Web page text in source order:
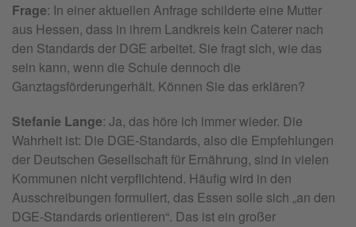
Frage: In einer aktuellen Anfrage schilderte eine Mutter
aus Hessen, dass in ihrem Landkreis kein Caterer nach
den Standards der DGE arbeitet. Sie fragt sich, wie das
sein kann, wenn die Schule dennoch die
Ganztagsförderungerhält. Können Sie das erklären?
Stefanie Lange: Ja, das höre ich immer wieder. Die
Wahrheit ist: Die DGE-Standards, also die Empfehlungen
der Deutschen Gesellschaft für Ernährung, sind in vielen
Kommunen nicht verpflichtend. Häufig wird in den
Ausschreibungen formuliert, das Essen solle sich „an den
DGE-Standards orientieren“. Das ist ein großer